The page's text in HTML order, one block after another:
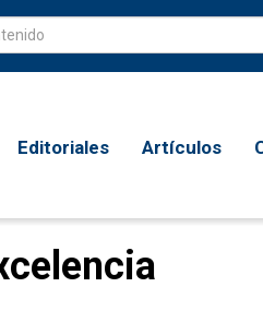
Editoriales Artículos